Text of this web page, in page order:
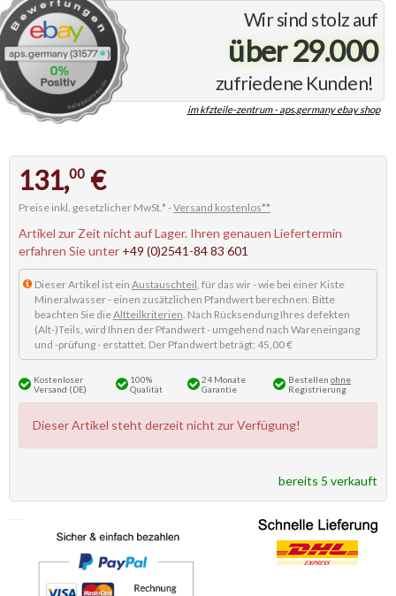
Wir sind stolz auf
über 29.000
zufriedene Kunden!
im kfzteile-zentrum - aps.germany ebay shop
131,00 €
Preise inkl. gesetzlicher MwSt.* -Versand kostenlos**
Artikel zur Zeit nicht auf Lager. Ihren genauen Liefertermin
erfahren Sie unter +49 (0)2541-84 83 601
Dieser Artikel ist ein Austauschteil, für das wir - wie bei einer Kiste
Mineralwasser - einen zusätzlichen Pfandwert berechnen. Bitte
beachten Sie dieAltteilkriterien. Nach Rücksendung Ihres defekten
(Alt-)Teils, wird Ihnen der Pfandwert - umgehend nach Wareneingang
und -prüfung - erstattet. Der Pfandwert beträgt: 45,00 €
Kostenloser
Versand (DE)
100%
Qualität
24 Monate
Garantie
Bestellen ohne
Registrierung
Dieser Artikel steht derzeit nicht zur Verfügung!
bereits 5 verkauft